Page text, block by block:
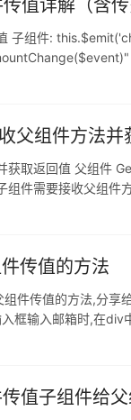
值详解（含
子组件:
父组件方法并
获取返回值 父组件
组件需要接收父组
传值的方法
件传值的方法,分
框输入邮箱时,在
值子组件给